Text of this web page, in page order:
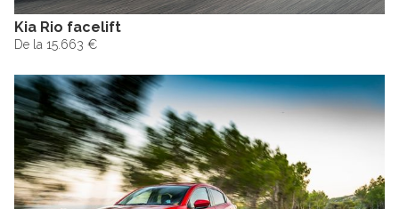
Kia Rio facelift
De la 15.663 €